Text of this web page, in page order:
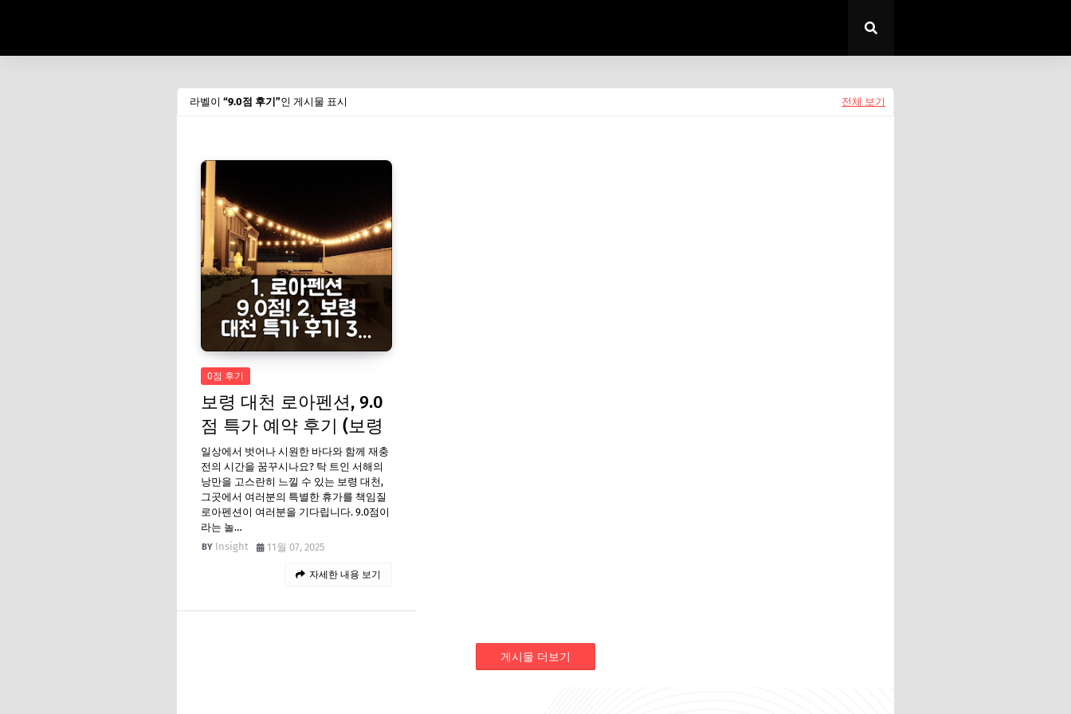
라벨이 9.0점 후기 인 게시물 표시 전체 보기
0점 후기
보령 대천 로아펜션, 9.0
점 특가 예약 후기 (보령
일상에서 벗어나 시원한 바다와 함께 재충
전의 시간을 꿈꾸시나요? 탁 트인 서해의
낭만을 고스란히 느낄 수 있는 보령 대천,
그곳에서 여러분의 특별한 휴가를 책임질
로아펜션이 여러분을 기다립니다. 9.0점이
라는 놀…
Insight
11월 07, 2025
자세한 내용 보기
게시물 더보기